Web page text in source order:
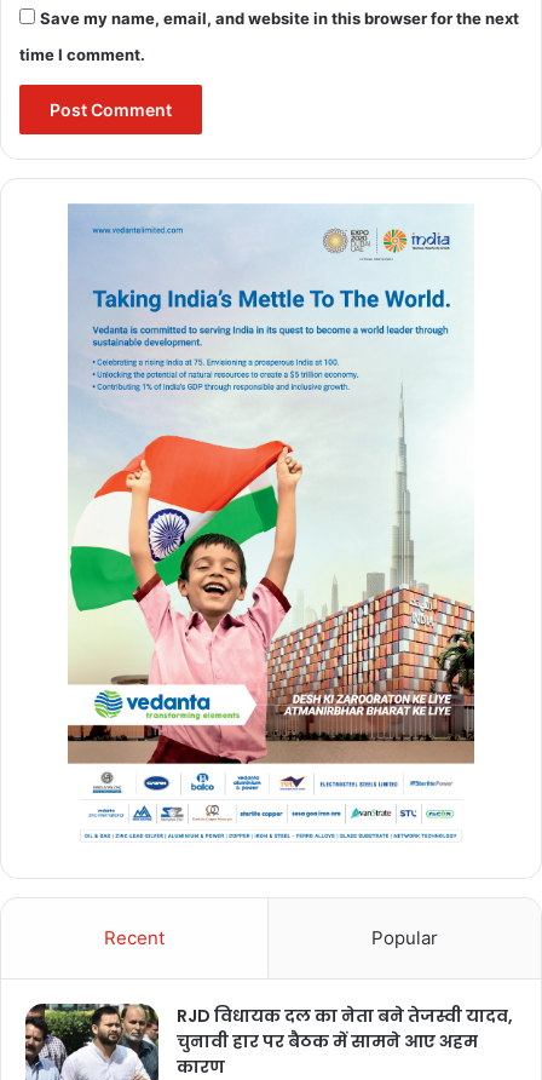
best moisturizer for dry skin in winter
dry skin care in winter
HEALTH RELATED NEWS IN HINDI
skin care in winter at home
skin care in winter for dry skin
winter moisturizer
winter moisturizer for oily skin
winter skin winter skin care
winter skin care routine
Save my name, email, and website in this browser for the next
time I comment.
Recent Popular
RJD विधायक दल का नेता बने तेजस्वी यादव,
चुनावी हार पर बैठक में सामने आए अहम
कारण